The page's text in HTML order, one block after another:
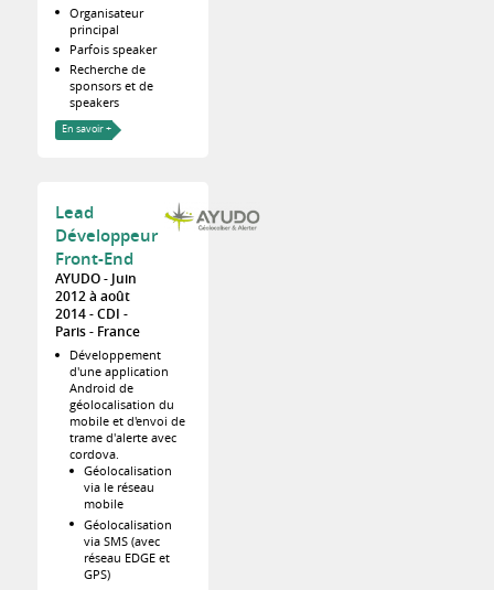
Organisateur
principal
Parfois speaker
Recherche de
sponsors et de
speakers
En savoir +
Lead
Développeur
Front-End
AYUDO
Juin
2012 à août
2014 CDI
Paris
France
Développement
d'une application
Android de
géolocalisation du
mobile et d'envoi de
trame d'alerte avec
cordova.
Géolocalisation
via le réseau
mobile
Géolocalisation
via SMS (avec
réseau EDGE et
GPS)